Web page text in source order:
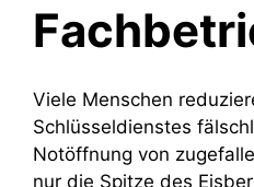
Viele Menschen
Schlüsseldienstes
Notöffnung von
nur die Spitze des